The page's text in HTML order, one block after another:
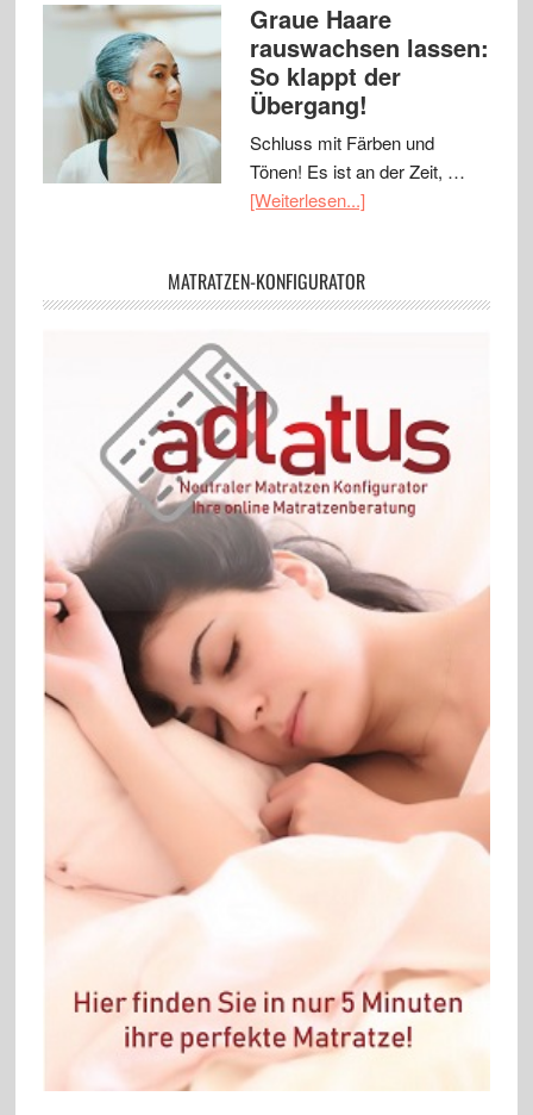
Graue Haare
rauswachsen lassen:
So klappt der
Übergang!
Schluss mit Färben und
Tönen! Es ist an der Zeit, …
[Weiterlesen...]
MATRATZEN-KONFIGURATOR